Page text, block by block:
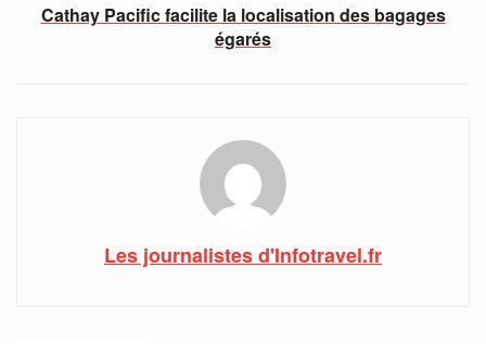
Cathay Pacific facilite la localisation des bagages
égarés
Les journalistes d'Infotravel.fr